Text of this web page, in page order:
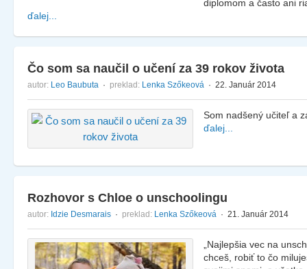
diplomom a často ani
ďalej...
Čo som sa naučil o učení za 39 rokov života
autor: Leo Baubuta · preklad: Lenka Szőkeová · 22. Január 2014
Som nadšený učiteľ a
ďalej...
Rozhovor s Chloe o unschoolingu
autor: Idzie Desmarais · preklad: Lenka Szőkeová · 21. Január 2014
„Najlepšia vec na
chceš, robiť to čo